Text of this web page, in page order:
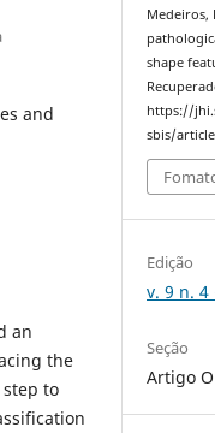
and
an
the
to
Medeiros,
shape
https://
sbis/
Edição
v. 9 n. 4
Seção
Artigo